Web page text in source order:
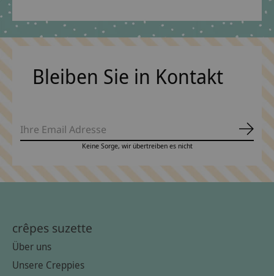
Bleiben Sie in Kontakt
Keine Sorge, wir übertreiben es nicht
crêpes suzette
Über uns
Unsere Creppies